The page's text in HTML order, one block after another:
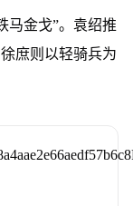
金戈”。 袁绍推
徐庶则以轻骑兵为